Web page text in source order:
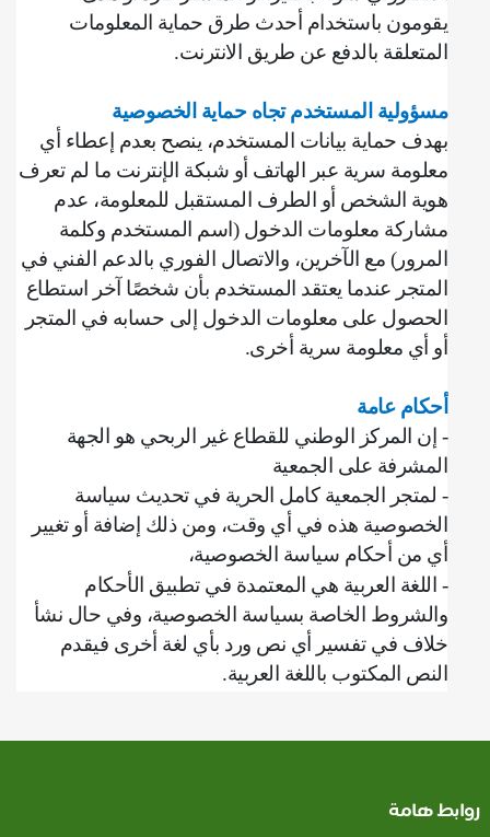
يقومون باستخدام أحدث طرق حماية المعلومات
المتعلقة بالدفع عن طريق الانترنت.
مسؤولية المستخدم تجاه حماية الخصوصية
بهدف حماية بيانات المستخدم، ينصح بعدم إعطاء أي
معلومة سرية عبر الهاتف أو شبكة الإنترنت ما لم تعرف
هوية الشخص أو الطرف المستقبل للمعلومة، ‌‌عدم
مشاركة معلومات الدخول (اسم المستخدم وكلمة
المرور) مع الآخرين، ‌والاتصال الفوري بالدعم الفني في
المتجر عندما يعتقد المستخدم بأن شخصًا آخر استطاع
الحصول على معلومات الدخول إلى حسابه في المتجر
أو أي معلومة سرية أخرى .
أحكام عامة
‌‌- إن المركز الوطني للقطاع غير الربحي هو الجهة
المشرفة على الجمعية
- لمتجر الجمعية كامل الحرية في تحديث سياسة
الخصوصية هذه في أي وقت، ومن ذلك إضافة أو تغيير
أي من أحكام سياسة الخصوصية،
- اللغة العربية هي المعتمدة في تطبيق الأحكام
والشروط الخاصة بسياسة الخصوصية، وفي حال نشأ
خلاف في تفسير أي نص ورد بأي لغة أخرى فيقدم
النص المكتوب باللغة العربية.
هامة